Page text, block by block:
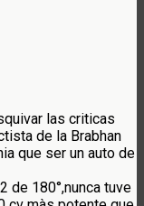
las criticas
de la Brabhan
que ser un auto de
de 180°,nunca tuve